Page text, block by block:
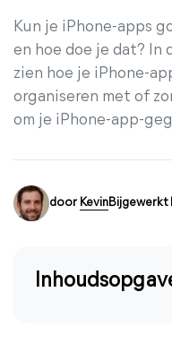
Kun je iPhone-apps
en hoe doe je dat? In
zien hoe je iPhone-
organiseren met of
om je iPhone-app-
door KevinBijgewerkt